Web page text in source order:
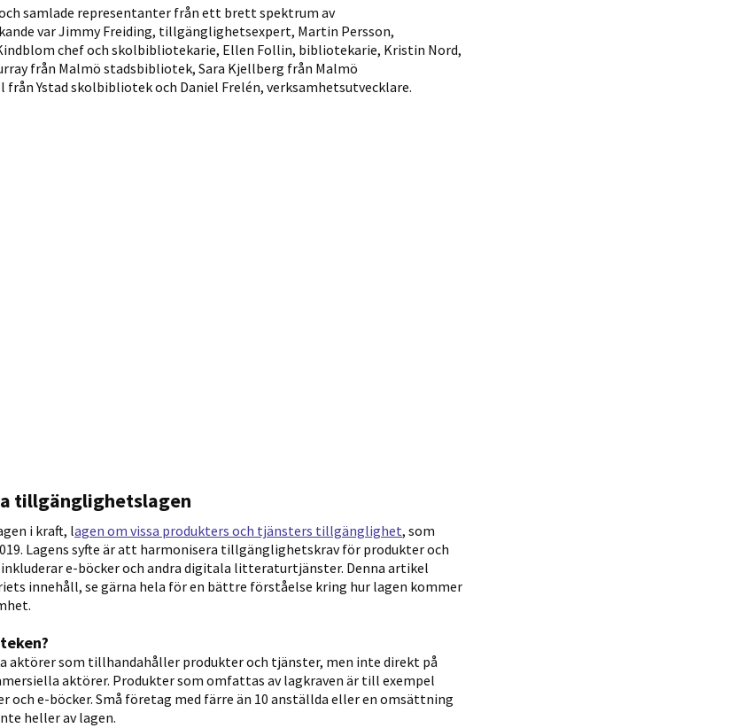
samlade representanter från ett brett spektrum av
var Jimmy Freiding, tillgänglighetsexpert, Martin Persson,
chef och skolbibliotekarie, Ellen Follin, bibliotekarie, Kristin Nord,
från Malmö stadsbibliotek, Sara Kjellberg från Malmö
Ystad skolbibliotek och Daniel Frelén, verksamhetsutvecklare.
tillgänglighetslagen
i kraft, lagen om vissa produkters och tjänsters tillgänglighet, som
Lagens syfte är att harmonisera tillgänglighetskrav för produkter och
e-böcker och andra digitala litteraturtjänster. Denna artikel
innehåll, se gärna hela för en bättre förståelse kring hur lagen kommer
aktörer som tillhandahåller produkter och tjänster, men inte direkt på
aktörer. Produkter som omfattas av lagkraven är till exempel
e-böcker. Små företag med färre än 10 anställda eller en omsättning
heller av lagen.